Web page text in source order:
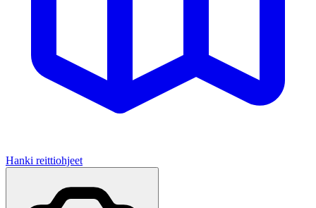
Hanki reittiohjeet